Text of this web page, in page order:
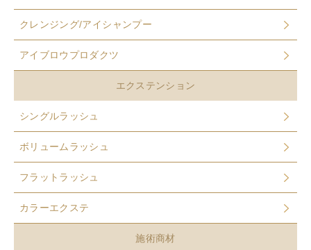
クレンジング/アイシャンプー
アイブロウプロダクツ
エクステンション
シングルラッシュ
ボリュームラッシュ
フラットラッシュ
カラーエクステ
施術商材